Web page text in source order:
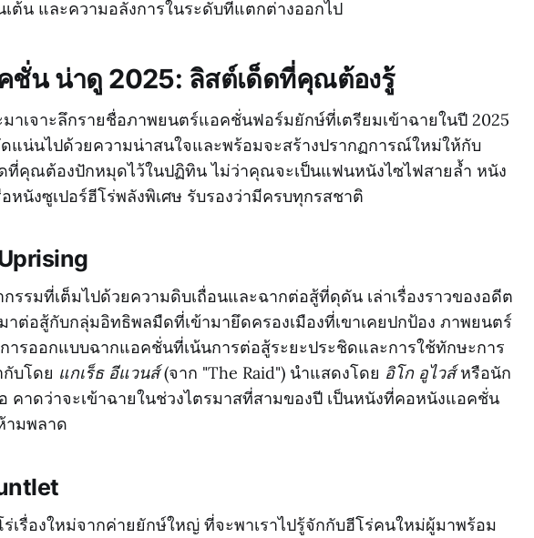
ต้น และความอลังการในระดับที่แตกต่างออกไป
ชั่น น่าดู 2025: ลิสต์เด็ดที่คุณต้องรู้
มาเจาะลึกรายชื่อภาพยนตร์แอคชั่นฟอร์มยักษ์ที่เตรียมเข้าฉายในปี 2025
แน่นไปด้วยความน่าสนใจและพร้อมจะสร้างปรากฏการณ์ใหม่ให้กับ
ที่คุณต้องปักหมุดไว้ในปฏิทิน ไม่ว่าคุณจะเป็นแฟนหนังไซไฟสายล้ำ หนัง
หนังซูเปอร์ฮีโร่พลังพิเศษ รับรองว่ามีครบทุกรสชาติ
รมที่เต็มไปด้วยความดิบเถื่อนและฉากต่อสู้ที่ดุดัน เล่าเรื่องราวของอดีต
ต่อสู้กับกลุ่มอิทธิพลมืดที่เข้ามายึดครองเมืองที่เขาเคยปกป้อง ภาพยนตร์
ารออกแบบฉากแอคชั่นที่เน้นการต่อสู้ระยะประชิดและการใช้ทักษะการ
บโดย แกเร็ธ อีแวนส์(จาก "The Raid") นำแสดงโดย อิโก อูไวส์หรือนัก
คาดว่าจะเข้าฉายในช่วงไตรมาสที่สามของปี เป็นหนังที่คอหนังแอคชั่น
ามพลาด
เรื่องใหม่จากค่ายยักษ์ใหญ่ ที่จะพาเราไปรู้จักกับฮีโร่คนใหม่ผู้มาพร้อม